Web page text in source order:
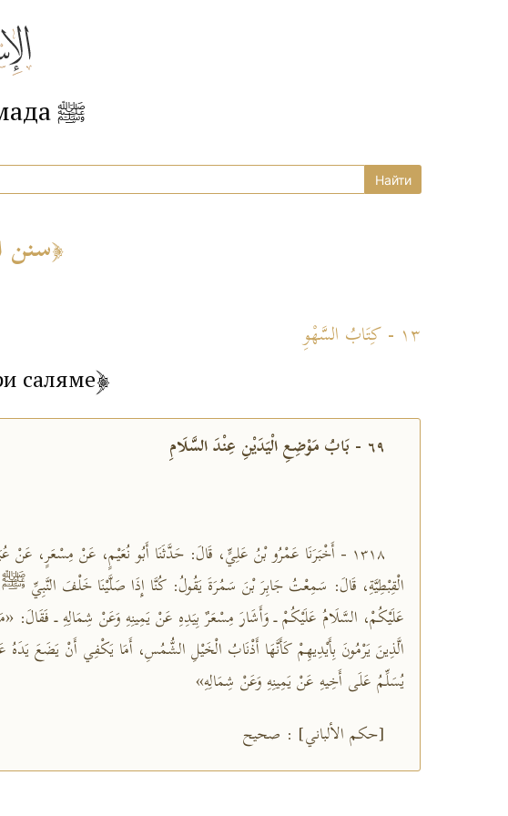
Хадисы пророка Мухаммада ﷺ
سنن
١٣ - كِتَابُ السَّهْوِ
саляме
٦٩ - بَابُ مَوْضِعِ الْيَدَيْنِ عِنْدَ السَّلَامِ
١٣١٨ - أَخْبَرَنَا عَمْرُو بْنُ عَلِيٍّ، قَالَ: حَدَّثَنَا أَبُو نُعَيْمٍ، عَنْ مِسْعَرٍ، عَنْ
الْقِبْطِيَّةِ، قَالَ: سَمِعْتُ جَابِرَ بْنَ سَمُرَةَ يَقُولُ: كُنَّا إِذَا صَلَّيْنَا خَلْفَ النَّبِيِّ
عَلَيْكُمْ، السَّلَامُ عَلَيْكُمْ ـ وَأَشَارَ مِسْعَرٌ بِيَدِهِ عَنْ يَمِينِهِ وَعَنْ شِمَالِهِ ـ فَقَالَ:
الَّذِينَ يَرْمُونَ بِأَيْدِيهِمْ كَأَنَّهَا أَذْنَابُ الْخَيْلِ الشُّمُسِ، أَمَا يَكْفِي أَنْ يَضَعَ
يُسَلِّمُ عَلَى أَخِيهِ عَنْ يَمِينِهِ وَعَنْ شِمَالِهِ»
[حكم الألباني] : صحيح